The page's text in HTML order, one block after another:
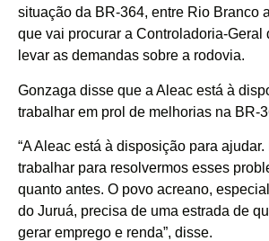
situação da BR-364, entre Rio Branco
que vai procurar a Controladoria-Geral
levar as demandas sobre a rodovia.
Gonzaga disse que a Aleac está à
trabalhar em prol de melhorias na BR-
“A Aleac está à disposição para
trabalhar para resolvermos esses
quanto antes. O povo acreano,
do Juruá, precisa de uma estrada de
gerar emprego e renda”, disse.